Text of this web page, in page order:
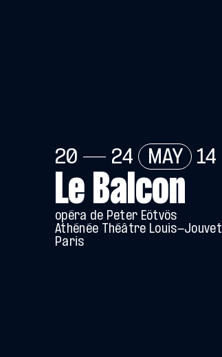
20 — 24 MAY 14
Le Balcon
opéra de Peter Eötvös
Athénée Théâtre Louis-Jouvet
Paris